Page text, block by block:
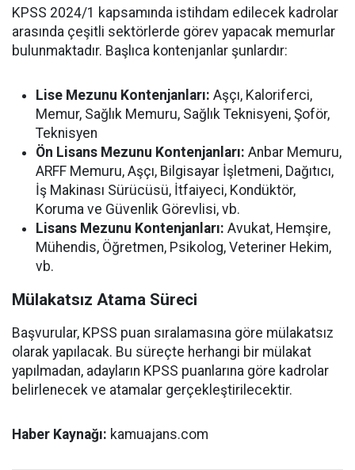
KPSS 2024/1 kapsamında istihdam edilecek kadrolar
arasında çeşitli sektörlerde görev yapacak memurlar
bulunmaktadır. Başlıca kontenjanlar şunlardır:
Lise Mezunu Kontenjanları: Aşçı, Kaloriferci,
Memur, Sağlık Memuru, Sağlık Teknisyeni, Şoför,
Teknisyen
Ön Lisans Mezunu Kontenjanları: Anbar Memuru,
ARFF Memuru, Aşçı, Bilgisayar İşletmeni, Dağıtıcı,
İş Makinası Sürücüsü, İtfaiyeci, Kondüktör,
Koruma ve Güvenlik Görevlisi, vb.
Lisans Mezunu Kontenjanları: Avukat, Hemşire,
Mühendis, Öğretmen, Psikolog, Veteriner Hekim,
vb.
Mülakatsız Atama Süreci
Başvurular, KPSS puan sıralamasına göre mülakatsız
olarak yapılacak. Bu süreçte herhangi bir mülakat
yapılmadan, adayların KPSS puanlarına göre kadrolar
belirlenecek ve atamalar gerçekleştirilecektir.
Haber Kaynağı: kamuajans.com